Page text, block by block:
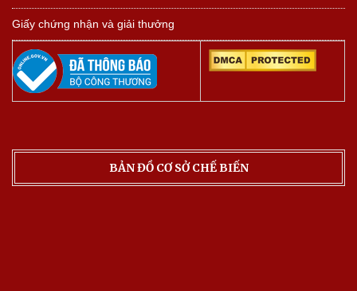
Giấy chứng nhận và giải thưởng
BẢN ĐỒ CƠ SỞ CHẾ BIẾN